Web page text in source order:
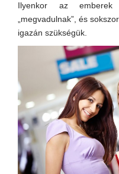
Ilyenkor az
„megvadulnak”, és
igazán szükségük.